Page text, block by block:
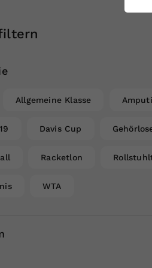
Allgemeine Klasse
Davis Cup
Racketlon
WTA